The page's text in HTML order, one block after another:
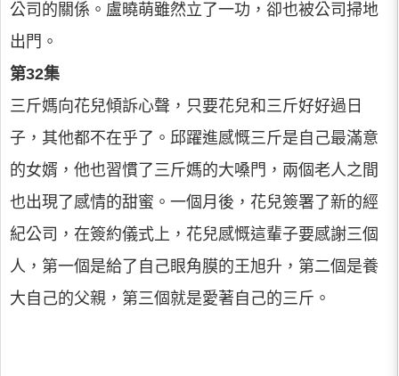
公司的關係。盧曉萌雖然立了一功，卻也被公司掃地
出門。
第32集
三斤媽向花兒傾訴心聲，只要花兒和三斤好好過日
子，其他都不在乎了。邱躍進感慨三斤是自己最滿意
的女婿，他也習慣了三斤媽的大嗓門，兩個老人之間
也出現了感情的甜蜜。一個月後，花兒簽署了新的經
紀公司，在簽約儀式上，花兒感慨這輩子要感謝三個
人，第一個是給了自己眼角膜的王旭升，第二個是養
大自己的父親，第三個就是愛著自己的三斤。